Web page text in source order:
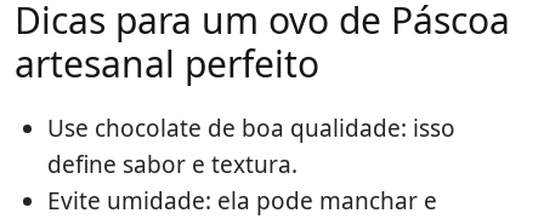
Dicas para um ovo de Páscoa
artesanal perfeito
Use chocolate de boa qualidade: isso
define sabor e textura.
Evite umidade: ela pode manchar e